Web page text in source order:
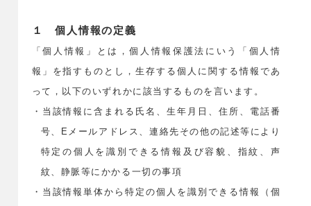
１ 個人情報の定義
「個人情報」とは，個人情報保護法にいう「個人情
報」を指すものとし，生存する個人に関する情報であ
って，以下のいずれかに該当するものを言います。
・当該情報に含まれる氏名、生年月日、住所、電話番
号、Eメールアドレス、連絡先その他の記述等により
特定の個人を識別できる情報及び容貌、指紋、声
紋、静脈等にかかる一切の事項
・当該情報単体から特定の個人を識別できる情報（個